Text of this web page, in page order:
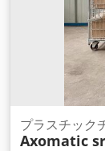
プラスチック
Axomatic